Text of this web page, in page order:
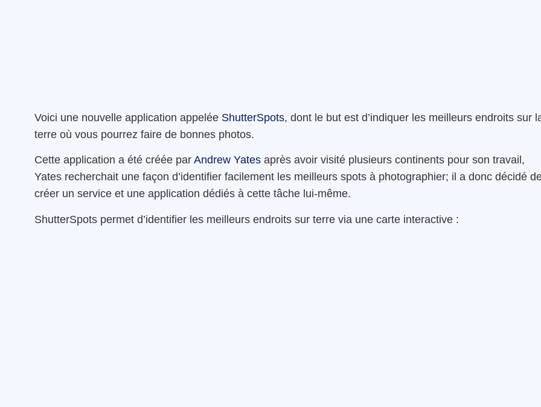
Voici une nouvelle application appelée ShutterSpots, dont le but est d’indiquer les meilleurs endroits sur
terre où vous pourrez faire de bonnes photos.
Cette application a été créée par Andrew Yates après avoir visité plusieurs continents pour son travail,
Yates recherchait une façon d’identifier facilement les meilleurs spots à photographier; il a donc décidé
créer un service et une application dédiés à cette tâche lui-même.
ShutterSpots permet d’identifier les meilleurs endroits sur terre via une carte interactive :